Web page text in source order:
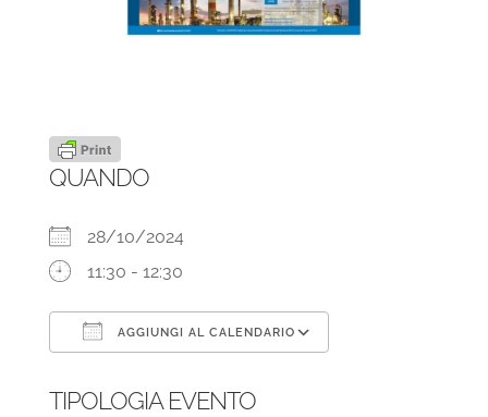
QUANDO
28/10/2024
11:30 - 12:30
AGGIUNGI AL CALENDARIO
TIPOLOGIA EVENTO